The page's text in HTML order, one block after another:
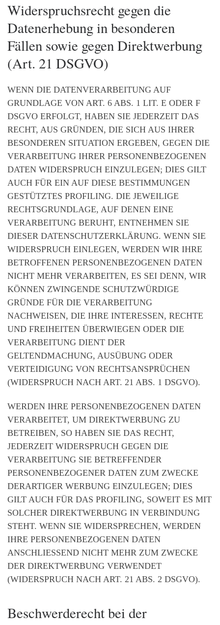
Widerspruchsrecht gegen die
Datenerhebung in besonderen
Fällen sowie gegen Direktwerbung
(Art. 21 DSGVO)
WENN DIE DATENVERARBEITUNG AUF
GRUNDLAGE VON ART. 6 ABS. 1 LIT. E ODER F
DSGVO ERFOLGT, HABEN SIE JEDERZEIT DAS
RECHT, AUS GRÜNDEN, DIE SICH AUS IHRER
BESONDEREN SITUATION ERGEBEN, GEGEN DIE
VERARBEITUNG IHRER PERSONENBEZOGENEN
DATEN WIDERSPRUCH EINZULEGEN; DIES GILT
AUCH FÜR EIN AUF DIESE BESTIMMUNGEN
GESTÜTZTES PROFILING. DIE JEWEILIGE
RECHTSGRUNDLAGE, AUF DENEN EINE
VERARBEITUNG BERUHT, ENTNEHMEN SIE
DIESER DATENSCHUTZERKLÄRUNG. WENN SIE
WIDERSPRUCH EINLEGEN, WERDEN WIR IHRE
BETROFFENEN PERSONENBEZOGENEN DATEN
NICHT MEHR VERARBEITEN, ES SEI DENN, WIR
KÖNNEN ZWINGENDE SCHUTZWÜRDIGE
GRÜNDE FÜR DIE VERARBEITUNG
NACHWEISEN, DIE IHRE INTERESSEN, RECHTE
UND FREIHEITEN ÜBERWIEGEN ODER DIE
VERARBEITUNG DIENT DER
GELTENDMACHUNG, AUSÜBUNG ODER
VERTEIDIGUNG VON RECHTSANSPRÜCHEN
(WIDERSPRUCH NACH ART. 21 ABS. 1 DSGVO).
WERDEN IHRE PERSONENBEZOGENEN DATEN
VERARBEITET, UM DIREKTWERBUNG ZU
BETREIBEN, SO HABEN SIE DAS RECHT,
JEDERZEIT WIDERSPRUCH GEGEN DIE
VERARBEITUNG SIE BETREFFENDER
PERSONENBEZOGENER DATEN ZUM ZWECKE
DERARTIGER WERBUNG EINZULEGEN; DIES
GILT AUCH FÜR DAS PROFILING, SOWEIT ES MIT
SOLCHER DIREKTWERBUNG IN VERBINDUNG
STEHT. WENN SIE WIDERSPRECHEN, WERDEN
IHRE PERSONENBEZOGENEN DATEN
ANSCHLIESSEND NICHT MEHR ZUM ZWECKE
DER DIREKTWERBUNG VERWENDET
(WIDERSPRUCH NACH ART. 21 ABS. 2 DSGVO).
Beschwerde­recht bei der